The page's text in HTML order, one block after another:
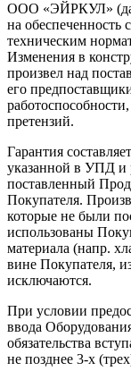
ООО «ЭЙРКУЛ»
на обеспеченность
техническим
Изменения в
произвел над
его
претензий.
Гарантия
указанной в УПД и
поставленный
Покупателя.
которые не были
использованы
материала (напр.
вине Покупателя,
исключаются.
При условии
ввода
обязательства
не позднее 3-х